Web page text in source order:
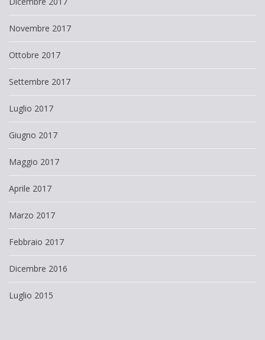
Novembre 2017
Ottobre 2017
Settembre 2017
Luglio 2017
Giugno 2017
Maggio 2017
Aprile 2017
Marzo 2017
Febbraio 2017
Dicembre 2016
Luglio 2015